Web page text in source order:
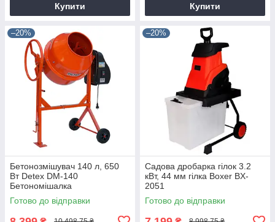
Купити Купити
–20%
Бетонозмішувач 140 л, 650
Вт Detex DM-140
Бетономішалка
Готово до відправки
–20%
Садова дробарка гілок 3.2
кВт, 44 мм гілка Boxer BX-
2051
Готово до відправки